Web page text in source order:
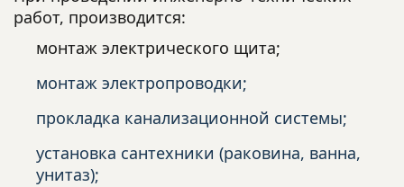
работ, производится:
монтаж электрического щита;
монтаж электропроводки;
прокладка канализационной системы;
установка сантехники (раковина, ванна,
унитаз);